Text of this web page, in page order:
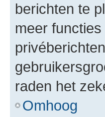
berichten te
meer
raden het
Omhoog